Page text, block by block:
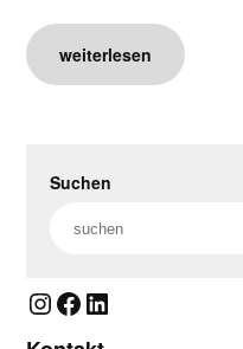
weiterlesen
Suchen
Instagram
Facebook
LinkedIn